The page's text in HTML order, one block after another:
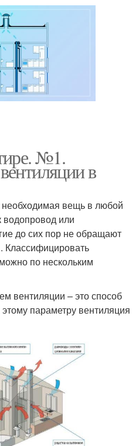
№1.
в
необходимая вещь в любой
водопровод или
до сих пор не обращают
Классифицировать
по нескольким
вентиляции – это способ
параметру вентиляция